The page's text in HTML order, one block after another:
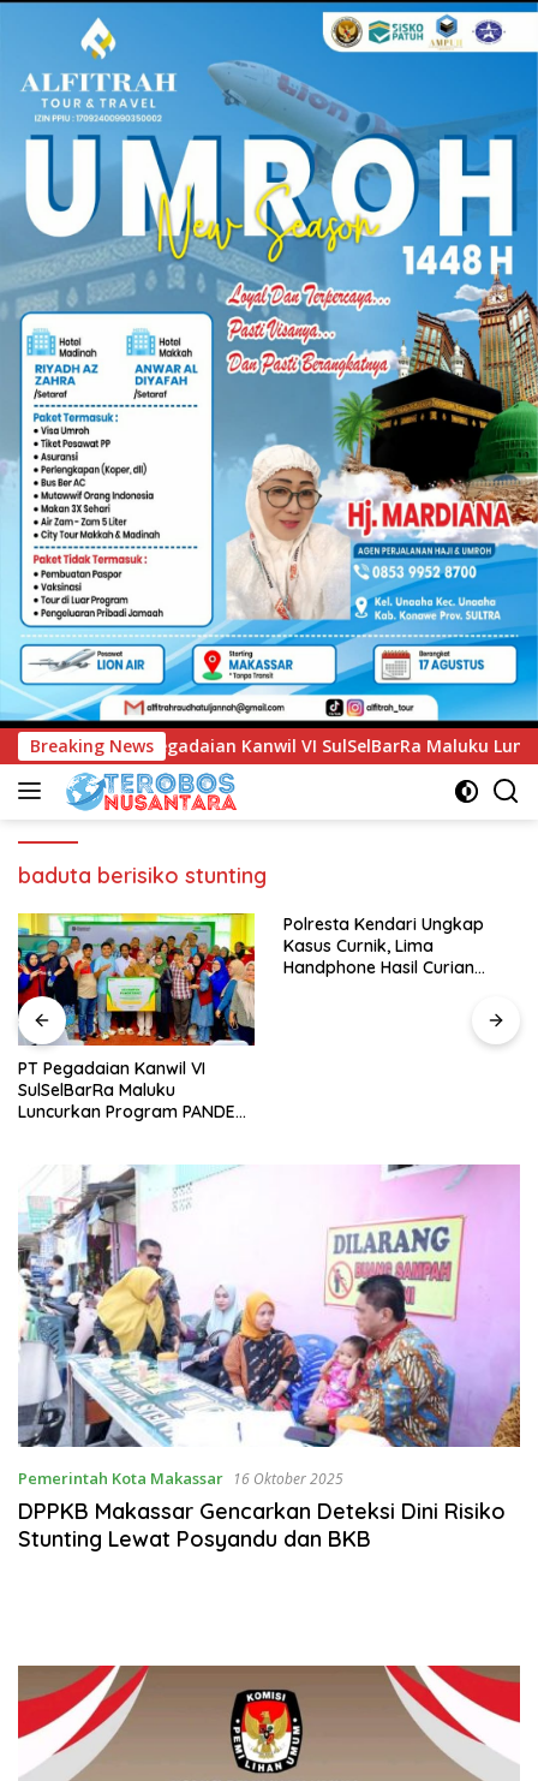
Breaking News
VI SulSelBarRa Maluku Luncurkan Program PANDE
baduta berisiko stunting
PT Pegadaian Kanwil VI
SulSelBarRa Maluku
Luncurkan Program PANDE
Polresta Kendari Ungkap
Kasus Curnik, Lima
Handphone Hasil Curian
Pemerintah Kota Makassar 16 Oktober 2025
DPPKB Makassar Gencarkan Deteksi Dini Risiko
Stunting Lewat Posyandu dan BKB